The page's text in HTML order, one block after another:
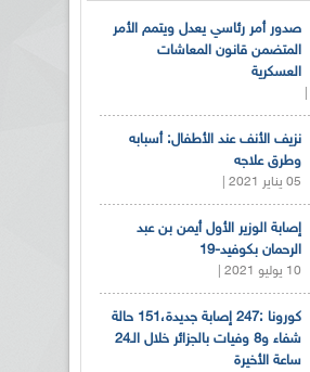
صدور أمر رئاسي يعدل ويتمم الأمر
المتضمن قانون المعاشات
العسكرية
نزيف الأنف عند الأطفال: أسبابه
وطرق علاجه
05 يناير 2021 |
إصابة الوزير الأول أيمن بن عبد
الرحمان بكوفيد-19
10 يوليو 2021 |
كورونا :247 إصابة جديدة،151 حالة
شفاء و8 وفيات بالجزائر خلال الـ24
ساعة الأخيرة